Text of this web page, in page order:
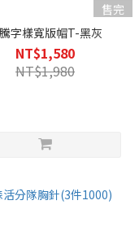
售完
字樣寬版帽T-黑灰
NT$1,580
NT$1,980